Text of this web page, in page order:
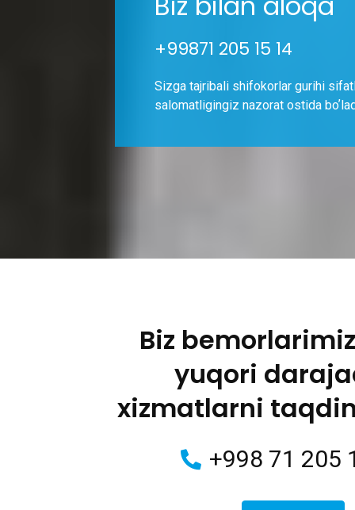
+99871 205 15 14
Sizga tajribali shifokorlar gurihi
salomatligingiz nazorat ostida
Biz
yuqori
xizmatlarni
+998 71 205